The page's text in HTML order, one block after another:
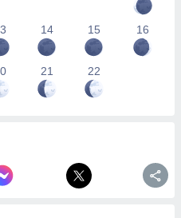
14 15 16
21 22